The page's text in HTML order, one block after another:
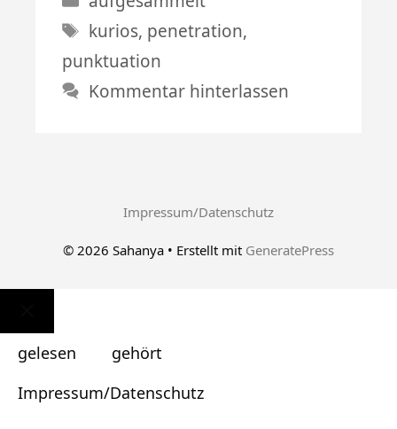
Schlagwörter
kurios, penetration,
punktuation
Kommentar hinterlassen
Impressum/Datenschutz
© 2026 Sahanya • Erstellt mit GeneratePress
Schließen
gelesen
gehört
Impressum/Datenschutz